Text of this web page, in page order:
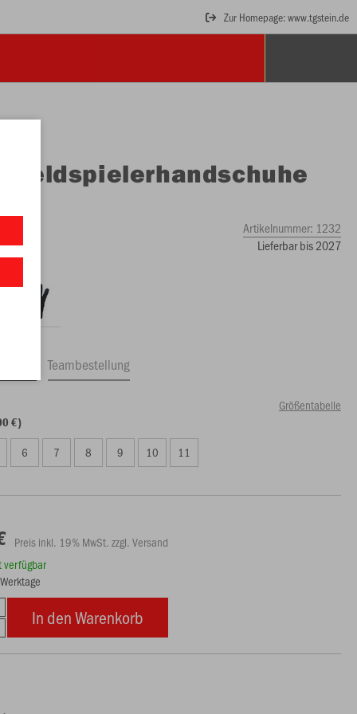
Zur Homepage: www.tgstein.de
Feldspielerhandschuhe
Artikelnummer: 1232
Lieferbar bis 2027
Teambestellung
Größentabelle
€)
6 7 8 9 10 11
Preis inkl. 19% MwSt. zzgl. Versand
verfügbar
In den Warenkorb